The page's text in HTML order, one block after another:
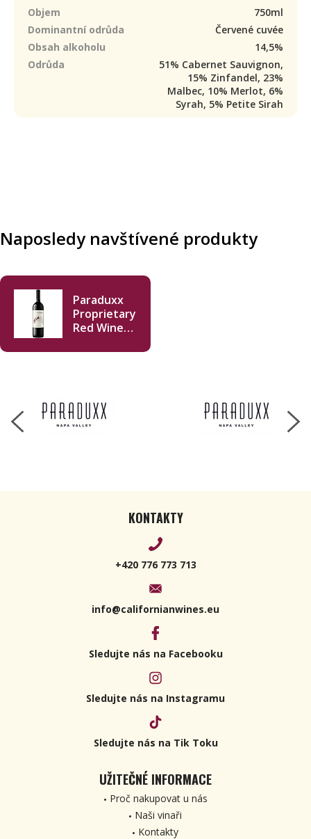
Objem
750ml
Dominantní odrůda
Červené cuvée
Obsah alkoholu
14,5%
Odrůda
51% Cabernet Sauvignon,
15% Zinfandel, 23%
Malbec, 10% Merlot, 6%
Syrah, 5% Petite Sirah
Naposledy navštívené produkty
Paraduxx
Proprietary
Red Wine
2021 750ml
KONTAKTY
+420 776 773 713
info@californianwines.eu
Sledujte nás na Facebooku
Sledujte nás na Instagramu
Sledujte nás na Tik Toku
UŽITEČNÉ INFORMACE
Proč nakupovat u nás
Naši vinaři
Kontakty